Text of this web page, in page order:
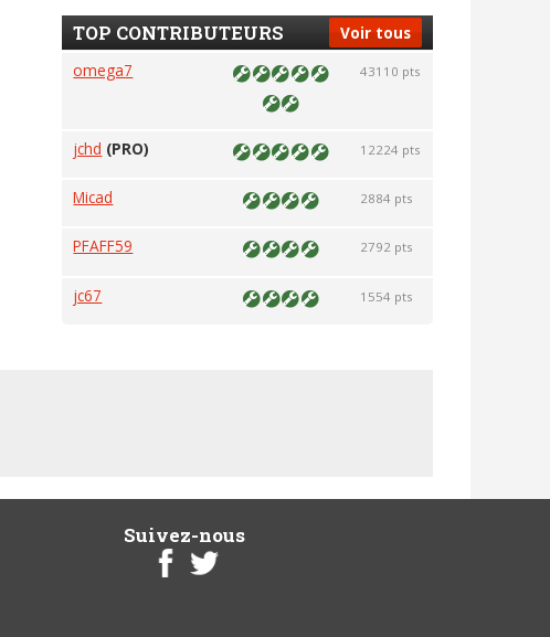
Voir tous
TOP CONTRIBUTEURS
omega7 43110 pts
jchd (PRO) 12224 pts
Micad 2884 pts
PFAFF59 2792 pts
jc67 1554 pts
Suivez-nous